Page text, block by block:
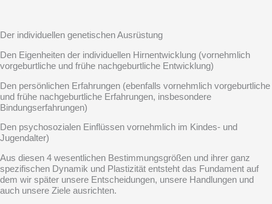
Der individuellen genetischen Ausrüstung
Den Eigenheiten der individuellen Hirnentwicklung (vornehmlich
vorgeburtliche und frühe nachgeburtliche Entwicklung)
Den persönlichen Erfahrungen (ebenfalls vornehmlich vorgeburtliche
und frühe nachgeburtliche Erfahrungen, insbesondere
Bindungserfahrungen)
Den psychosozialen Einflüssen vornehmlich im Kindes- und
Jugendalter)
Aus diesen 4 wesentlichen Bestimmungsgrößen und ihrer ganz
spezifischen Dynamik und Plastizität entsteht das Fundament auf
dem wir später unsere Entscheidungen, unsere Handlungen und
auch unsere Ziele ausrichten.